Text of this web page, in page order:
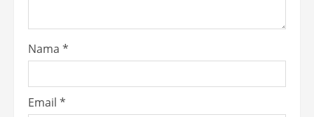
Nama *
Email *